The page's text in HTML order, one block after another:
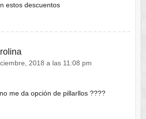
estos descuentos
2018 a las 11:08 pm
me da opción de pillarllos ????